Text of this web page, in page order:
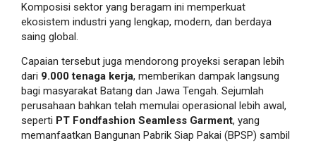
Komposisi sektor yang beragam ini memperkuat
ekosistem industri yang lengkap, modern, dan berdaya
saing global.
Capaian tersebut juga mendorong proyeksi serapan lebih
dari 9.000 tenaga kerja, memberikan dampak langsung
bagi masyarakat Batang dan Jawa Tengah. Sejumlah
perusahaan bahkan telah memulai operasional lebih awal,
seperti PT Fondfashion Seamless Garment, yang
memanfaatkan Bangunan Pabrik Siap Pakai (BPSP) sambil